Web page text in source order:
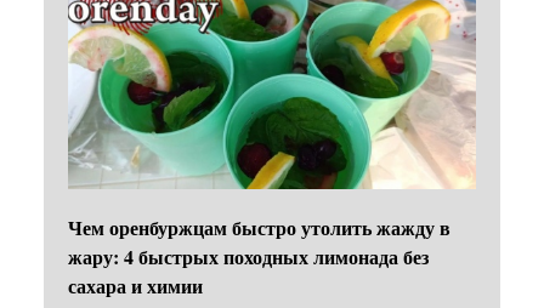
Чем оренбуржцам быстро утолить жажду в
жару: 4 быстрых походных лимонада без
сахара и химии